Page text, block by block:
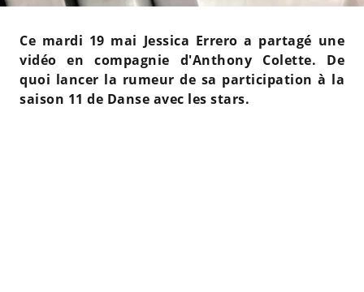
Ce mardi 19 mai Jessica Errero a partagé une
vidéo en compagnie d'Anthony Colette. De
quoi lancer la rumeur de sa participation à la
saison 11 de Danse avec les stars.